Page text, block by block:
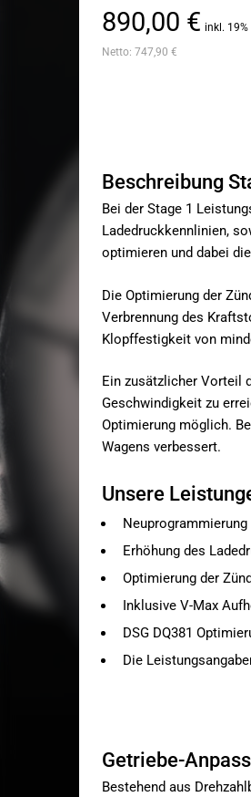
890,00 € inkl. 19%
Netto: 747,90 €
Beschreibung
Bei der Stage 1
Ladedruckkennlinien,
optimieren und dabei
Die Optimierung der
Verbrennung des
Klopffestigkeit von
Ein zusätzlicher Vorteil
Geschwindigkeit zu
Optimierung möglich.
Wagens verbessert.
Unsere
Erhöhung des
Optimierung der
Inklusive V-Max
DSG DQ381
Die
Getriebe-
Bestehend aus